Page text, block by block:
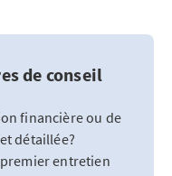
de conseil
financière ou de
détaillée?
entretien